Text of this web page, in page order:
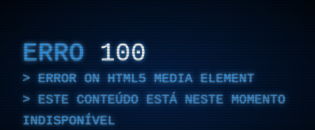
ERRO 100
ERROR ON HTML5 MEDIA ELEMENT
ESTE CONTEÚDO ESTÁ NESTE MOMENTO
INDISPONÍVEL